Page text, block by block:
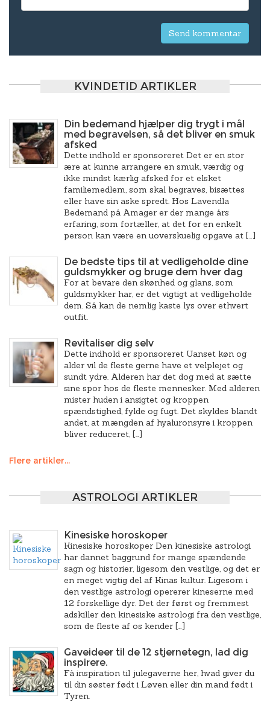
KVINDETID ARTIKLER
Din bedemand hjælper dig trygt i mål
med begravelsen, så det bliver en smuk
afsked
Dette indhold er sponsoreret Det er en stor
ære at kunne arrangere en smuk, værdig og
ikke mindst kærlig afsked for et elsket
familiemedlem, som skal begraves, bisættes
eller have sin aske spredt. Hos Lavendla
Bedemand på Amager er der mange års
erfaring, som fortæller, at det for en enkelt
person kan være en uoverskuelig opgave at […]
De bedste tips til at vedligeholde dine
guldsmykker og bruge dem hver dag
For at bevare den skønhed og glans, som
guldsmykker har, er det vigtigt at vedligeholde
dem. Så kan de nemlig kaste lys over ethvert
outfit.
Revitaliser dig selv
Dette indhold er sponsoreret Uanset køn og
alder vil de fleste gerne have et velplejet og
sundt ydre. Alderen har det dog med at sætte
sine spor hos de fleste mennesker. Med alderen
mister huden i ansigtet og kroppen
spændstighed, fylde og fugt. Det skyldes blandt
andet, at mængden af hyaluronsyre i kroppen
bliver reduceret, […]
Flere artikler...
ASTROLOGI ARTIKLER
Kinesiske horoskoper
Kinesiske horoskoper Den kinesiske astrologi
har dannet baggrund for mange spændende
sagn og historier, ligesom den vestlige, og det er
en meget vigtig del af Kinas kultur. Ligesom i
den vestlige astrologi opererer kineserne med
12 forskellige dyr. Det der først og fremmest
adskiller den kinesiske astrologi fra den vestlige,
som de fleste af os kender […]
Gaveideer til de 12 stjernetegn, lad dig
inspirere.
Få inspiration til julegaverne her, hvad giver du
til din søster født i Løven eller din mand født i
Tyren.